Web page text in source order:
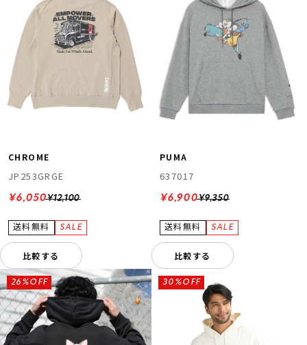
CHROME
JP253GRGE
¥12,100
¥6,050
比較する
PUMA
637017
¥9,350
¥6,900
比較する
26%OFF 30%OFF